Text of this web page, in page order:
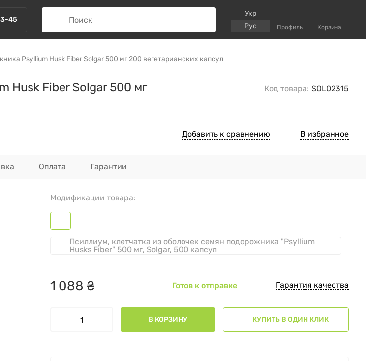
45
Укр
Рус
Профиль Корзина
Psyllium Husk Fiber Solgar 500 мг 200 вегетарианских капсул
Husk Fiber Solgar 500 мг
Код товара: SOL02315
Добавить к сравнению В избранное
Оплата Гарантии
Модификации товара:
Псиллиум, клетчатка из оболочек семян подорожника "Psyllium
Husks Fiber" 500 мг, Solgar, 500 капсул
1 088 ₴ Готов к отправке Гарантия качества
В КОРЗИНУ КУПИТЬ В ОДИН КЛИК